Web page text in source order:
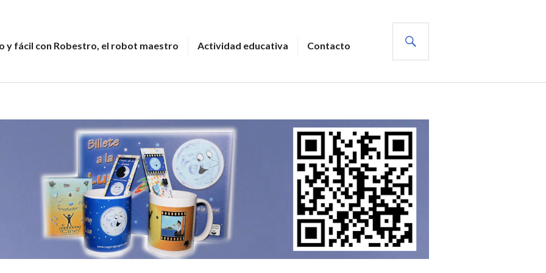
y fácil con Robestro, el robot maestro Actividad educativa
Contacto